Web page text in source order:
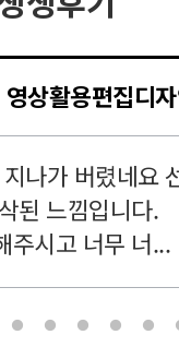
나가 버렸네요
된 느낌입니다.
주시고 너무 너...